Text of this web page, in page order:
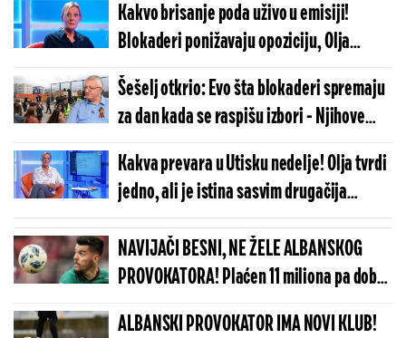
Kakvo brisanje poda uživo u emisiji!
Blokaderi ponižavaju opoziciju, Olja
Bećković skočila da ih brani (VIDEO)
Šešelj otkrio: Evo šta blokaderi spremaju
za dan kada se raspišu izbori - Njihove
gazde sa Zapada planiraju...
Kakva prevara u Utisku nedelje! Olja tvrdi
jedno, ali je istina sasvim drugačija
(VIDEO)
NAVIJAČI BESNI, NE ŽELE ALBANSKOG
PROVOKATORA! Plaćen 11 miliona pa dobio
brutalnu poruku
ALBANSKI PROVOKATOR IMA NOVI KLUB!